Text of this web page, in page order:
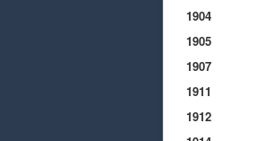
1904
1905
1907
1911
1912